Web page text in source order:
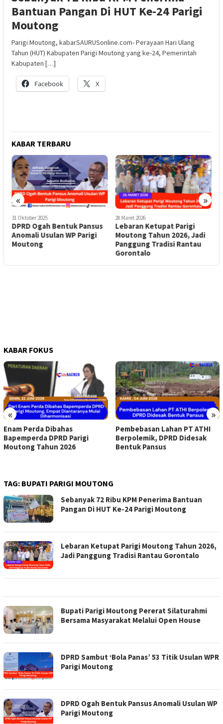
Bantuan Pangan Di HUT Ke-24 Parigi
Moutong
Parigi Moutong, kabarSAURUSonline.com- Perayaan Hari Ulang
Tahun (HUT) Kabupaten Parigi Moutong yang ke-24, Pemerintah
Kabupaten […]
Facebook X
KABAR TERBARU
« »
31 Oktober 2025
DPRD Ogah Bentuk Pansus
Anomali Usulan WP Parigi
Moutong
28 Maret 2026
Lebaran Ketupat Parigi
Moutong Tahun 2026, Jadi
Panggung Tradisi Rantau
Gorontalo
KABAR FOKUS
« »
Enam Perda Dibahas
Bapemperda DPRD Parigi
Moutong Tahun 2026
Pembebasan Lahan PT ATHI
Berpolemik, DPRD Didesak
Bentuk Pansus
TAG: BUPATI PARIGI MOUTONG
Sebanyak 72 Ribu KPM Penerima Bantuan
Pangan Di HUT Ke-24 Parigi Moutong
Lebaran Ketupat Parigi Moutong Tahun 2026,
Jadi Panggung Tradisi Rantau Gorontalo
Bupati Parigi Moutong Pererat Silaturahmi
Bersama Masyarakat Melalui Open House
DPRD Sambut ‘Bola Panas’ 53 Titik Usulan WPR
Parigi Moutong
DPRD Ogah Bentuk Pansus Anomali Usulan WP
Parigi Moutong